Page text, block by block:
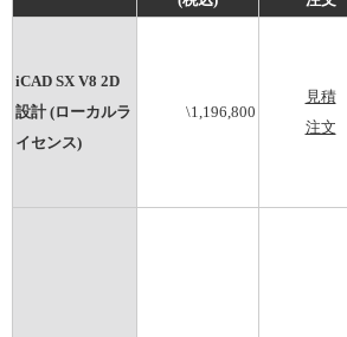
iCAD SX V8 2D
設計 (ローカルラ
イセンス)
\1,196,800
見積
注文